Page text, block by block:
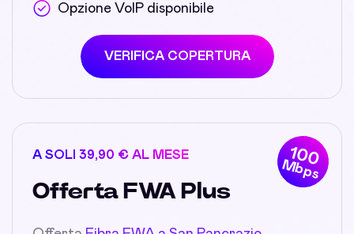
Opzione VoIP disponibile
VERIFICA COPERTURA
100
Mbps
A SOLI 39,90 € AL MESE
Offerta FWA Plus